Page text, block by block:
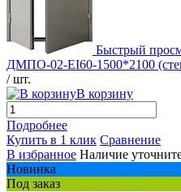
Быстрый
ДМПО-02-EI60-1500*2100
/ шт.
В корзину
Подробнее
Купить в 1 клик Сравнение
В избранное Наличие
Новинка
Под заказ